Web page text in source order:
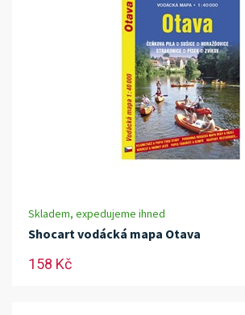
Skladem, expedujeme ihned
Shocart vodácká mapa Otava
158 Kč